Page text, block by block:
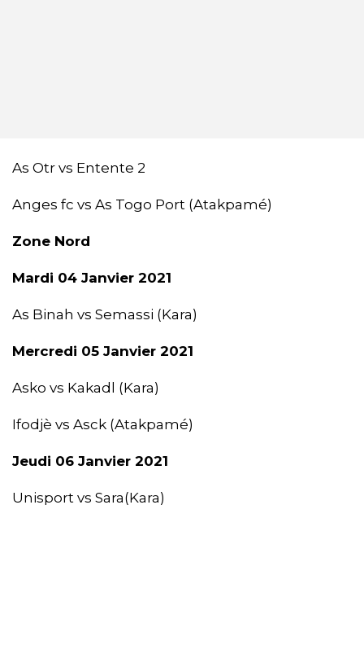
As Otr vs Entente 2
Anges fc vs As Togo Port (Atakpamé)
Zone Nord
Mardi 04 Janvier 2021
As Binah vs Semassi (Kara)
Mercredi 05 Janvier 2021
Asko vs Kakadl (Kara)
Ifodjè vs Asck (Atakpamé)
Jeudi 06 Janvier 2021
Unisport vs Sara(Kara)